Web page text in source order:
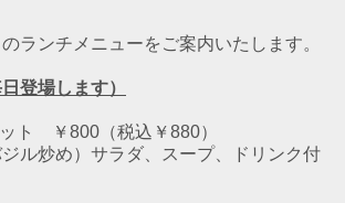
ランチメニューをご案内いたします。
登場します）
ト ￥800（税込￥880）
ル炒め） サラダ、スープ、ドリンク付